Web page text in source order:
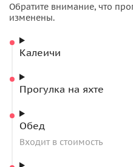
Обратите внимание, что
изменены.
Калеичи
Прогулка на яхте
Обед
Входит в стоимость